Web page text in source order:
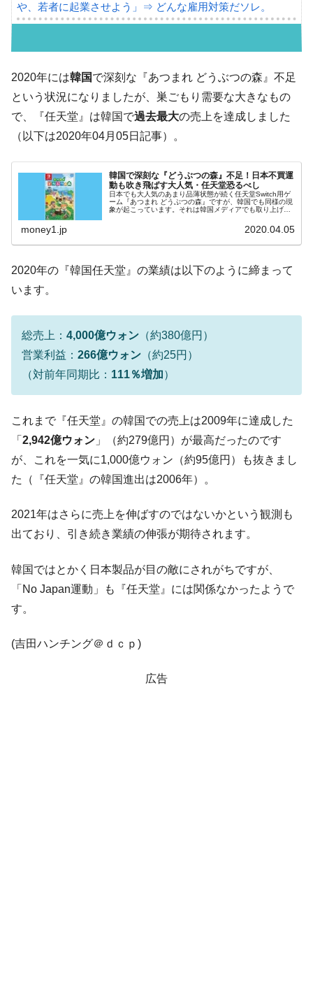
や、若者に起業させよう」⇒ どんな雇用対策だソレ。
『Money1』
韓国「ここは北朝鮮なのか。選管がサーバ
ーにウソのデータを入力したのは明白だ」
言。
韓国は「中国と同じく」投資に不適格な国
だ。
『Money1』
『韓国銀行』が「金の保有量を増やしま
す」⇒「金を経由するドル入手」手段ではないのか？
『Money1』
韓国･外為取引量「1日当たり1,214.4億ド
ル」まで拡大 ⇒ 海外資金の動きに強く左右される状態
『Money1』
韓国･帰ってきた李在明。李在明を支持しな
い「50.5％」に上昇
た ⇒ 国家が行った恐るべき株価操作であり、空前の国政壟
断
『Money1』
韓国･警察職員が「丸刈りになって抗議活
動」
『Money1』
中国だけが鉄鋼輸出を異常増加させる ⇒ 中
『Money1』
韓国製造業「半導体絶好調」のウラで他業
種は全般的「不調」⇒ PSIが示す現況は決して良くない。
ン』1人当たり賠償10万ウォンを認定 ⇒ 総額3兆7,000億
『Money1』 韓国で猛暑。南東部では干ばつ
『Money1』
韓国型イージス搭載の次世代駆逐艦
『Money1』
【対日本円】ウォン安が急進！ 日米の協調
に韓国がいっちょがみしたのでは。
『Money1』
1.9倍！
く空港に詰めかけ「出て行け！」「極右勢力」のプラカー
2020年には韓国で深刻な『あつまれ どうぶつの森』不足
という状況になりましたが、巣ごもり需要な大きなもの
で、『任天堂』は韓国で過去最大の売上を達成しました
（以下は2020年04月05日記事）。
韓国で深刻な『どうぶつの森』不足！日本不買運
動も吹き飛ばす大人気・任天堂恐るべし
日本でも大人気のあまり品薄状態が続く任天堂Switch用ゲ
ーム『あつまれ どうぶつの森』ですが、韓国でも同様の現
象が起こっています。それは韓国メディアでも取り上げる
money1.jp 2020.04.05
2020年の『韓国任天堂』の業績は以下のように締まって
います。
総売上： 4,000億ウォン （約380億円）
営業利益： 266億ウォン （約25円）
（対前年同期比： 111％増加）
これまで『任天堂』の韓国での売上は2009年に達成した
「 2,942億ウォン 」（約279億円）が最高だったのです
が、これを一気に1,000億ウォン（約95億円）も抜きまし
た（『任天堂』の韓国進出は2006年）。
2021年はさらに売上を伸ばすのではないかという観測も
出ており、引き続き業績の伸張が期待されます。
韓国ではとかく日本製品が目の敵にされがちですが、
「No Japan運動」も『任天堂』には関係なかったようで
す。
(吉田ハンチング＠ｄｃｐ)
広告